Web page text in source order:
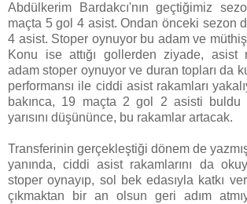
Abdülkerim Bardakcı'nın geçtiğimiz
maçta 5 gol 4 asist. Ondan önceki sezon
4 asist. Stoper oynuyor bu adam ve müthiş
Konu ise attığı gollerden ziyade, asist
adam stoper oynuyor ve duran topları da
performansı ile ciddi asist rakamları
bakınca, 19 maçta 2 gol 2 asisti buldu
yarısını düşününce, bu rakamlar artacak.
Transferinin gerçekleştiği dönem de
yanında, ciddi asist rakamlarını da
stoper oynayıp, sol bek edasıyla katkı
çıkmaktan bir an olsun geri adım